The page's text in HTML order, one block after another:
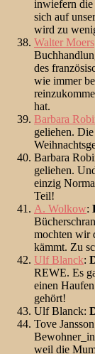
inwiefern
sich auf
wird zu
Walter Moers
des
wie immer
hat.
Barbara
geliehen.
Barbara
geliehen.
einzig
Teil!
A. Wolkow:
mochten wir
kämmt. Zu
Ulf Blanck:
REWE. Es
einen
gehört!
Ulf Blanck:
Tove
weil die